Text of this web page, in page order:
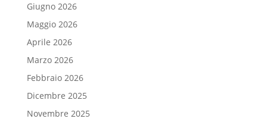
Giugno 2026
Maggio 2026
Aprile 2026
Marzo 2026
Febbraio 2026
Dicembre 2025
Novembre 2025